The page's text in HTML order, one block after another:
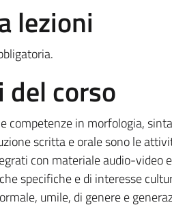
lezioni
corso
competenze in morfologia,
scritta e orale sono le
con materiale audio-
specifiche e di interesse
umile, di genere e